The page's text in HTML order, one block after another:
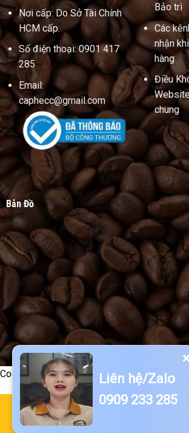
Nơi cấp: Do Sở Tài Chính
HCM cấp.
Số điện thoại: 0901 417
285
Email:
caphecc@gmail.com
Bảo trì
Các
nhận
hàng
Điều
chung
Bản Đồ
Code -->
×
Liên hệ/Zalo
0909 233 285